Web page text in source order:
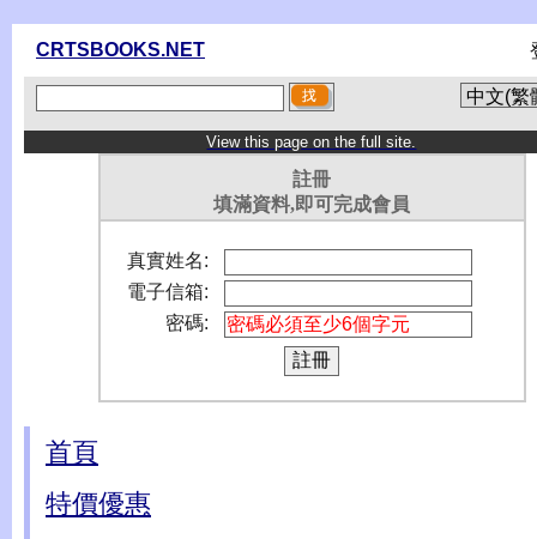
CRTSBOOKS.NET
View this page on the full site.
註冊
填滿資料,即可完成會員
真實姓名:
電子信箱:
密碼:
首頁
特價優惠